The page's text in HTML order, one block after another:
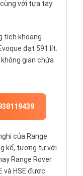
với tựa tay
tích khoang
đạt 591 lít.
gian chứa
của Range
kể, tương tự với
Range Rover
và HSE được